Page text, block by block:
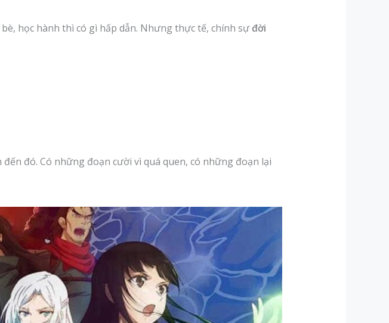
học hành thì có gì hấp dẫn. Nhưng thực tế, chính sự đời
đó. Có những đoạn cười vì quá quen, có những đoạn lại